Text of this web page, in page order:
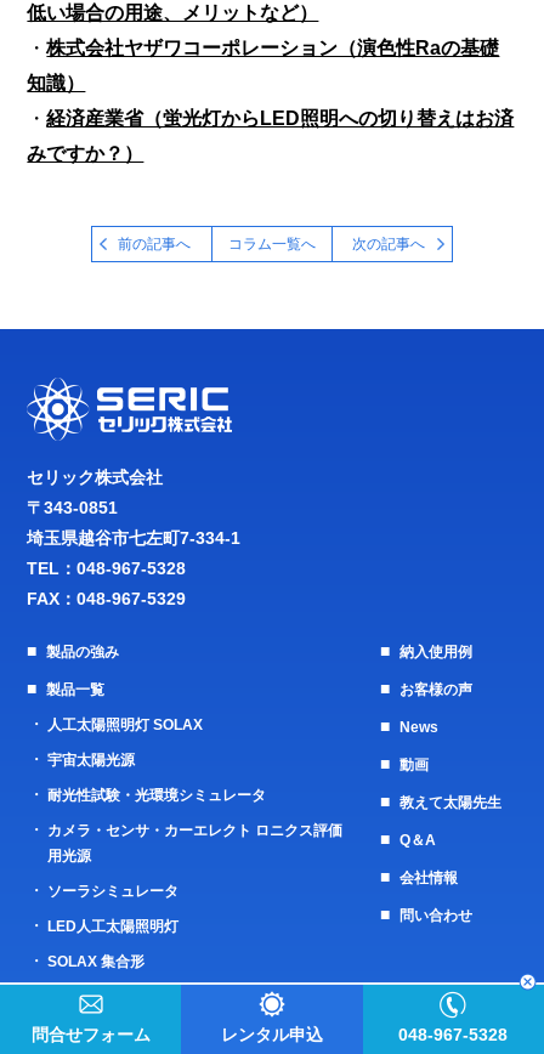
低い場合の用途、メリットなど）
・株式会社ヤザワコーポレーション（演色性Raの基礎
知識）
・経済産業省（蛍光灯からLED照明への切り替えはお済
みですか？）
前の記事へ コラム一覧へ 次の記事へ
セリック株式会社
〒343-0851
埼玉県越谷市七左町7-334-1
TEL：048-967-5328
FAX：048-967-5329
製品の強み
製品一覧
人工太陽照明灯 SOLAX
宇宙太陽光源
耐光性試験・光環境シミュレータ
カメラ・センサ・カーエレクト ロニクス評価
用光源
ソーラシミュレータ
LED人工太陽照明灯
SOLAX 集合形
海外向け人工太陽照明灯 XELIOS
光毒性試験用太陽光照射装置
納入使用例
お客様の声
News
動画
教えて太陽先生
Q＆A
会社情報
問い合わせ
問合せフォーム レンタル申込 048-967-5328